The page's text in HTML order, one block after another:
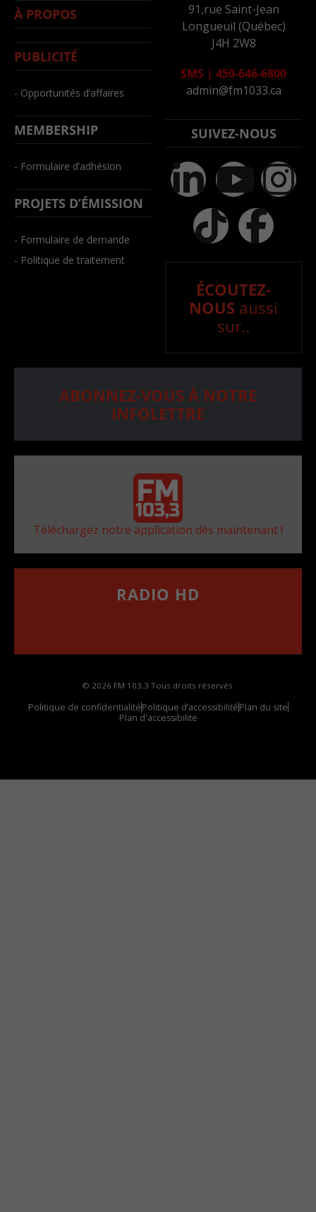
À PROPOS
PUBLICITÉ
- Opportunités d’affaires
MEMBERSHIP
- Formulaire d’adhésion
PROJETS D’ÉMISSION
- Formulaire de demande
- Politique de traitement
91,rue Saint-Jean
Longueuil (Québec)
J4H 2W8
SMS | 450-646-6800
admin@fm1033.ca
SUIVEZ-NOUS
ÉCOUTEZ-
NOUS aussi
sur..
ABONNEZ-VOUS À NOTRE
INFOLETTRE
Téléchargez notre application dès maintenant !
RADIO HD
© 2026 FM 103,3 Tous droits réservés.
Politique de confidentialitéPolitique d’accessibilitéPlan du site
Plan d'accessibilite